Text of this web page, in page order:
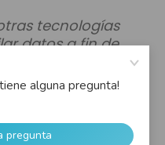
| Privacidad |
tecnologías
datos a fin de
de compra.
todo